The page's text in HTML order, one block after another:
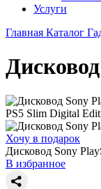
Услуги
Главная Каталог
Хочу в подарок
Дисковод Sony
В избранное